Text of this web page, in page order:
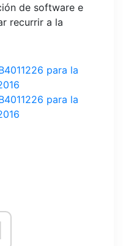
de software e
recurrir a la
para la
para la